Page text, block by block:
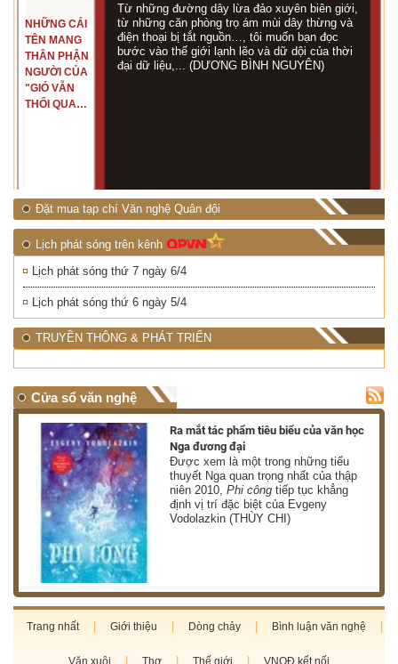
NHỮNG CÁI
TÊN MANG
THÂN PHẬN
NGƯỜI CỦA
"GIÓ VẪN
THỔI QUA
Từ những đường dây lừa đảo xuyên biên giới,
từ những căn phòng trọ ám mùi dây thừng và
điện thoại bị tắt nguồn…, tôi muốn bạn đọc
bước vào thế giới lạnh lẽo và dữ dội của thời
đại dữ liệu,... (DƯƠNG BÌNH NGUYÊN)
Đặt mua tạp chí Văn nghệ Quân đội
Lịch phát sóng trên kênh
Lịch phát sóng thứ 7 ngày 6/4
Lịch phát sóng thứ 6 ngày 5/4
TRUYỀN THÔNG & PHÁT TRIỂN
Cửa sổ văn nghệ
Ra mắt tác phẩm tiêu biểu của văn học
Nga đương đại
Được xem là một trong những tiểu
thuyết Nga quan trọng nhất của thập
niên 2010,Phi công tiếp tục khẳng
định vị trí đặc biệt của Evgeny
Vodolazkin (THÙY CHI)
Trang nhất Giới thiệu Dòng chảy Bình luận văn nghệ